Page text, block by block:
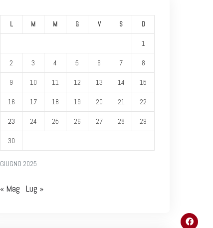
GIUGNO 2025
L M M G V S D
1
2 3 4 5 6 7 8
9 10 11 12 13 14 15
16 17 18 19 20 21 22
23 24 25 26 27 28 29
30
« Mag Lug »